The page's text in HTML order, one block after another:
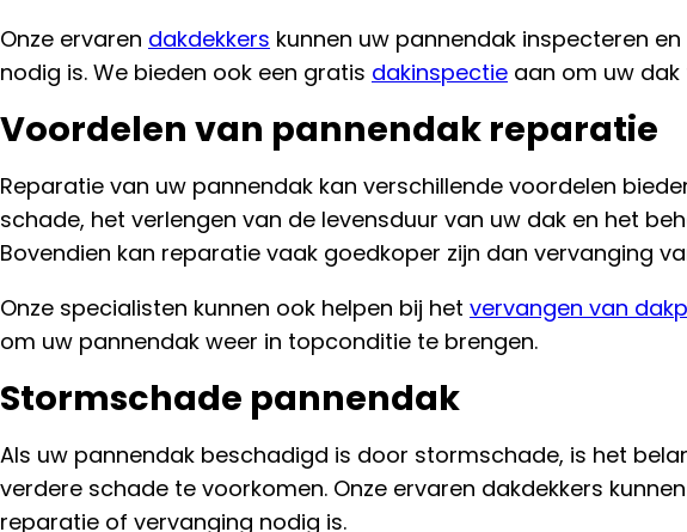
Onze ervaren dakdekkers kunnen uw pannendak inspecteren
nodig is. We bieden ook een gratis dakinspectie aan om uw
Voordelen van pannendak reparatie
Reparatie van uw pannendak kan verschillende voordelen
schade, het verlengen van de levensduur van uw dak en het
Bovendien kan reparatie vaak goedkoper zijn dan vervanging
Onze specialisten kunnen ook helpen bij het vervangen van
om uw pannendak weer in topconditie te brengen.
Stormschade pannendak
Als uw pannendak beschadigd is door stormschade, is het
verdere schade te voorkomen. Onze ervaren dakdekkers
reparatie of vervanging nodig is.